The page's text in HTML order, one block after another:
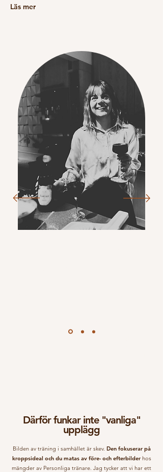
Läs mer
förstod grejen med styrketräning innan hon
Därför funkar inte "vanliga"
upplägg
Bilden av träning i samhället är skev. Den fokuserar på
kroppsideal och du matas av före- och efterbilderhos
mängder av Personliga tränare. Jag tycker att vi har ett